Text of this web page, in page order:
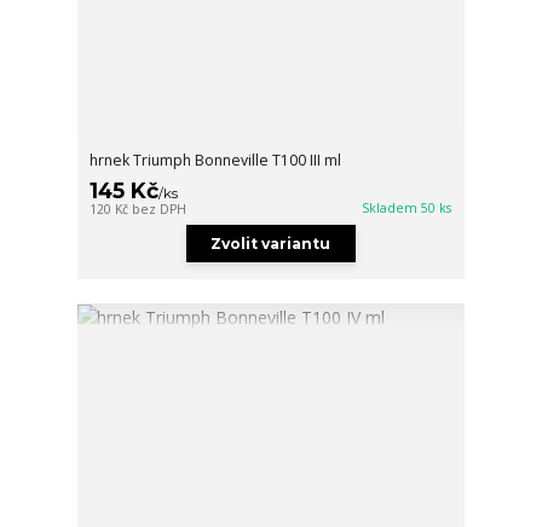
hrnek Triumph Bonneville T100 III ml
145 Kč/ks
120 Kč bez DPH Skladem 50 ks
Zvolit variantu